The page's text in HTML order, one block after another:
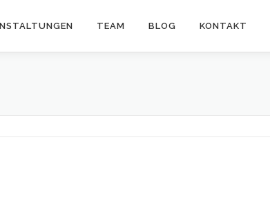
TEAM BLOG KONTAKT